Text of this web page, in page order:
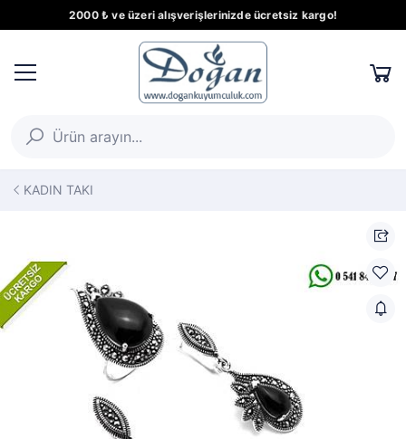
2000 ₺ ve üzeri alışverişlerinizde ücretsiz kargo!
KADIN TAKI